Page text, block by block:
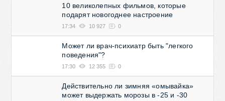
10 великолепных фильмов, которые
подарят новогоднее настроение
17:34 10 927 0
Может ли врач-психиатр быть "легкого
поведения"?
17:30 12 355 0
Действительно ли зимняя «омывайка»
может выдержать морозы в -25 и -30